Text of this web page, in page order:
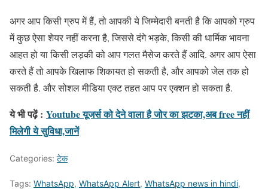
अगर आप किसी ग्रुप में हैं, तो आपकी ये जिम्मेदारी बनती है कि आपको ग्रुप
में कुछ ऐसा शेयर नहीं करना है, जिससे दंगे भड़के, किसी की धार्मिक भावना
आहत हो या किसी लड़की को आप गलत मैसेज करते हैं आदि. अगर आप ऐसा
करते हैं तो आपके खिलाफ शिकायत हो सकती है, और आपको जेल तक हो
सकती है. और सोशल मीडिया एक्ट तहत आप पर एक्शन हो सकता है.
ये भी पढ़ें : Youtube यूजर्स को देने वाला है जोर का झटका,अब free नहीं
मिलेगी ये सुविधा,जानें
Categories: टेक
Tags: WhatsApp, WhatsApp Alert, WhatsApp news in hindi,